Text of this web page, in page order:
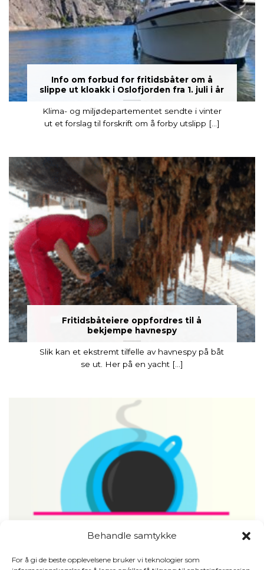
Behandle samtykke
For å gi de beste opplevelsene bruker vi teknologier som
Info om forbud for fritidsbåter om å
slippe ut kloakk i Oslofjorden fra 1. juli i år
Klima- og miljødepartementet sendte i vinter
ut et forslag til forskrift om å forby utslipp [...]
Fritidsbåteiere oppfordres til å
bekjempe havnespy
Slik kan et ekstremt tilfelle av havnespy på båt
se ut. Her på en yacht [...]
Nyhetsmorgen NRK 1 – Båtpuss